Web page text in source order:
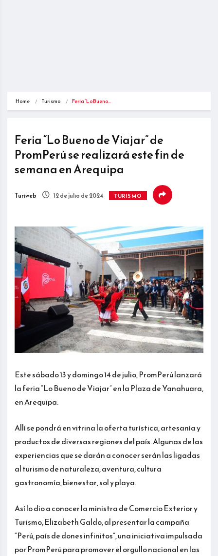
Home Turismo Feria “Lo Bueno…
Feria “Lo Bueno de Viajar” de
PromPerú se realizará este fin de
semana en Arequipa
Turiweb 12 de julio de 2024 TURISMO
Este sábado 13 y domingo 14 de julio, PromPerú lanzará
la feria “Lo Bueno de Viajar” en la Plaza de Yanahuara,
en Arequipa.
Allí se pondrá en vitrina la oferta turística, artesanía y
productos de diversas regiones del país. Algunas de las
experiencias que se darán a conocer serán las ligadas
al turismo de naturaleza, aventura, cultura
gastronomía, bienestar, sol y playa.
Así lo dio a conocer la ministra de Comercio Exterior y
Turismo, Elizabeth Galdo, al presentar la campaña
“Perú, país de dones infinitos”, una iniciativa impulsada
por PromPerú para promover el orgullo nacional en las